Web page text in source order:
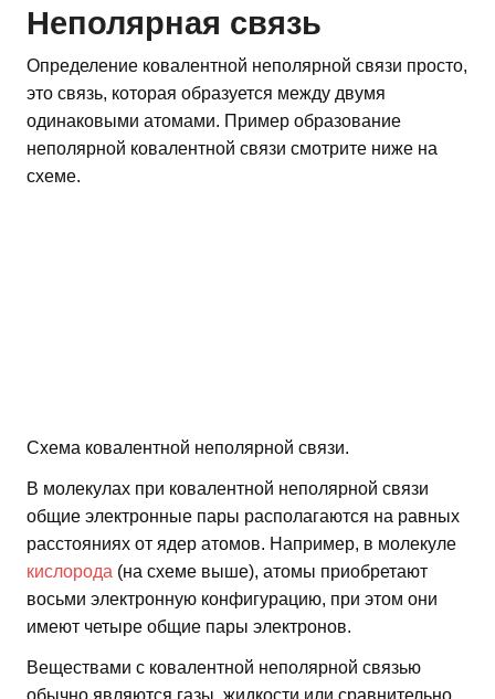
Неполярная связь
Определение ковалентной неполярной связи просто,
это связь, которая образуется между двумя
одинаковыми атомами. Пример образование
неполярной ковалентной связи смотрите ниже на
схеме.
Схема ковалентной неполярной связи.
В молекулах при ковалентной неполярной связи
общие электронные пары располагаются на равных
расстояниях от ядер атомов. Например, в молекуле
кислорода (на схеме выше), атомы приобретают
восьми электронную конфигурацию, при этом они
имеют четыре общие пары электронов.
Веществами с ковалентной неполярной связью
обычно являются газы, жидкости или сравнительно